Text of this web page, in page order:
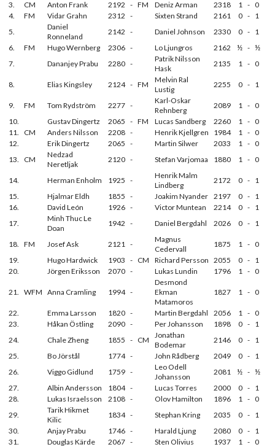
3.
CM Anton Frank 2192 - FM Deniz Arman 2318 1 - 0
4.
FM Vidar Grahn 2312 - Sixten Strand 2161 0 - 1
5.
Daniel
Ronneland
2142 - Daniel Johnson 2330 0 - 1
6.
FM Hugo Wernberg 2306 - Lo Ljungros 2162 ½ - ½
7.
Dananjey Prabu 2280 -
Patrik Nilsson
Hask
2135 1 - 0
8. Elias Kingsley 2124 - FM
Melvin Ral
Lustig
2255 0 - 1
9. FM Tom Rydström 2277 -
Karl-Oskar
Rehnberg
2089 1 - 0
10.
Gustav Dingertz 2065 - FM Lucas Sandberg 2260 1 - 0
11.
CM Anders Nilsson 2208 - Henrik Kjellgren 1984 1 - 0
12.
Erik Dingertz 2065 - Martin Silwer 2033 1 - 0
13.
CM
Nedzad
Neretljak
2120 - Stefan Varjomaa 1880 1 - 0
14. Herman Enholm 1925 -
Henrik Malm
Lindberg
2172 0 - 1
15.
Hjalmar Eldh 1855 - Joakim Nyander 2197 0 - 1
16.
David León 1926 - Victor Muntean 2214 0 - 1
17.
Minh Thuc Le
Doan
1942 - Daniel Bergdahl 2026 0 - 1
18. FM Josef Ask 2121 -
Magnus
Cedervall
1875 1 - 0
19.
Hugo Hardwick 1903 - CM Richard Persson 2055 0 - 1
20.
Jörgen Eriksson 2070 - Lukas Lundin 1796 1 - 0
21. WFM Anna Cramling 1994 -
Desmond
Ekman
Matamoros
1827 1 - 0
22. Emma Larsson 1820 - Martin Bergdahl 2056 1 - 0
23.
Håkan Östling 2090 - Per Johansson 1898 0 - 1
24.
Chale Zheng 1855 - CM
Jonathan
Bodemar
2146 0 - 1
25.
Bo Jörstål 1774 - John Rådberg 2049 0 - 1
26.
Viggo Gidlund 1759 -
Leo Odell
Johansson
2081 ½ - ½
27.
Albin Andersson 1804 - Lucas Torres 2000 0 - 1
28.
Lukas Israelsson 2108 - Olov Hamilton 1896 1 - 0
29.
Tarik Hikmet
Kilic
1834 - Stephan Kring 2035 0 - 1
30.
Anjay Prabu 1746 - Harald Ljung 2080 0 - 1
31.
Douglas Kärde 2067 - Sten Olivius 1937 1 - 0